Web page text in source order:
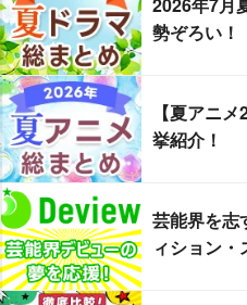
勢ぞろい！
【夏アニ
挙紹介！
芸能界を
ィション